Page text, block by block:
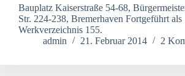
Bauplatz Kaiserstraße 54-68,
Str. 224-238, Bremerhaven Fortgeführt als
Werkverzeichnis 155.
admin
21. Februar 2014 2